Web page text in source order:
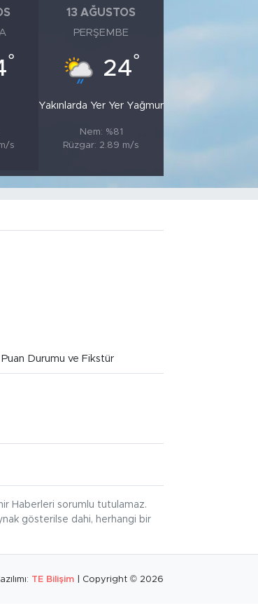
°
s
13 AĞUSTOS
PERŞEMBE
24°
Yakınlarda Yer Yer Yağmur
Nem: %81
Rüzgar: 2.89 m/s
Puan Durumu ve Fikstür
Haberleri sorumlu tutulamaz.
gösterilse dahi, herhangi bir
TE Bilişim | Copyright © 2026